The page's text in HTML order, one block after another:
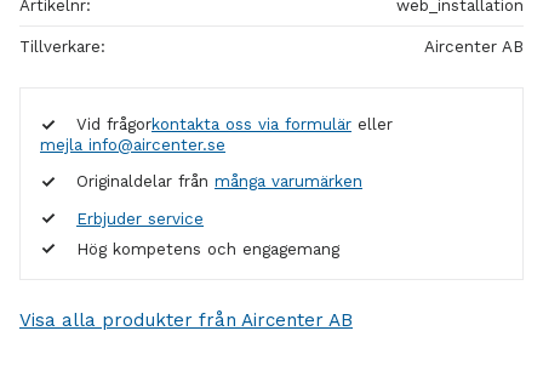
Artikelnr web_installation
Tillverkare Aircenter AB
Visa alla produkter från Aircenter AB
Vid frågorkontakta oss via formulär eller
mejla info@aircenter.se
Originaldelar från många varumärken
Erbjuder service
Hög kompetens och engagemang